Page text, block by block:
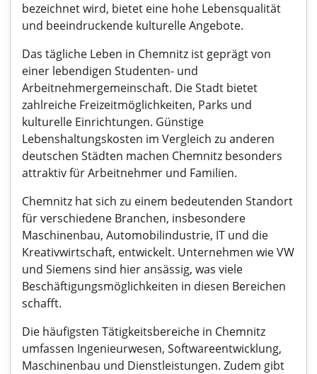
bezeichnet wird, bietet eine hohe Lebensqualität
und beeindruckende kulturelle Angebote.
Das tägliche Leben in Chemnitz ist geprägt von
einer lebendigen Studenten- und
Arbeitnehmergemeinschaft. Die Stadt bietet
zahlreiche Freizeitmöglichkeiten, Parks und
kulturelle Einrichtungen. Günstige
Lebenshaltungskosten im Vergleich zu anderen
deutschen Städten machen Chemnitz besonders
attraktiv für Arbeitnehmer und Familien.
Chemnitz hat sich zu einem bedeutenden Standort
für verschiedene Branchen, insbesondere
Maschinenbau, Automobilindustrie, IT und die
Kreativwirtschaft, entwickelt. Unternehmen wie VW
und Siemens sind hier ansässig, was viele
Beschäftigungsmöglichkeiten in diesen Bereichen
schafft.
Die häufigsten Tätigkeitsbereiche in Chemnitz
umfassen Ingenieurwesen, Softwareentwicklung,
Maschinenbau und Dienstleistungen. Zudem gibt